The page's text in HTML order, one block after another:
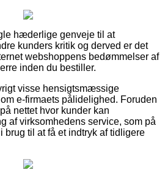
hæderlige genveje til at
kunders kritik og derved er det
webshoppens bedømmelser af
inden du bestiller.
visse hensigtsmæssige
e-firmaets pålidelighed. Foruden
nettet hvor kunder kan
af virksomhedens service, som på
brug til at få et indtryk af tidligere